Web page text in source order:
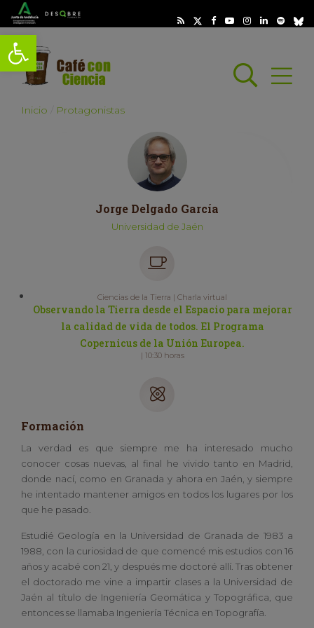
Abrir barra de herramientas
Abrir
Inicio Protagonistas
Jorge Delgado García
Universidad de Jaén
Ciencias de la Tierra | Charla virtual
Observando la Tierra desde el Espacio para mejorar
la calidad de vida de todos. El Programa
Copernicus de la Unión Europea.
| 10:30 horas
Formación
La verdad es que siempre me ha interesado mucho
conocer cosas nuevas, al final he vivido tanto en Madrid,
donde nací, como en Granada y ahora en Jaén, y siempre
he intentado mantener amigos en todos los lugares por los
que he pasado.
Estudié Geología en la Universidad de Granada de 1983 a
1988, con la curiosidad de que comencé mis estudios con 16
años y acabé con 21, y después me doctoré allí. Tras obtener
el doctorado me vine a impartir clases a la Universidad de
Jaén al título de Ingeniería Geomática y Topográfica, que
entonces se llamaba Ingeniería Técnica en Topografía.